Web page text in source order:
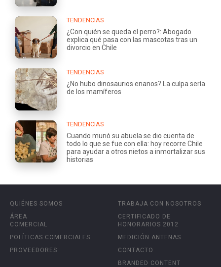
TENDENCIAS
¿Con quién se queda el perro?: Abogado
explica qué pasa con las mascotas tras un
divorcio en Chile
TENDENCIAS
¿No hubo dinosaurios enanos? La culpa sería
de los mamíferos
TENDENCIAS
Cuando murió su abuela se dio cuenta de
todo lo que se fue con ella: hoy recorre Chile
para ayudar a otros nietos a inmortalizar sus
historias
QUIÉNES SOMOS
ÁREA
COMERCIAL
POLÍTICAS COMERCIALES
PROVEEDORES
TRABAJA CON NOSOTROS
CERTIFICADO DE
HONORARIOS 2012
MEDICIÓN ANTENAS
CONTACTO
BRANDED CONTENT